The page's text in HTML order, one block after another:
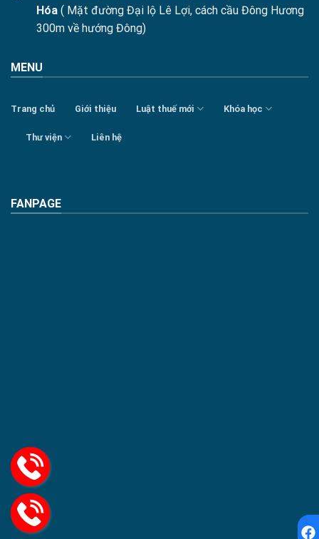
Hóa ( Mặt đường Đại lộ Lê Lợi, cách cầu Đông Hương
300m về hướng Đông)
MENU
Trang chủ Giới thiệu Luật thuế mới Khóa học
Thư viện Liên hệ
FANPAGE